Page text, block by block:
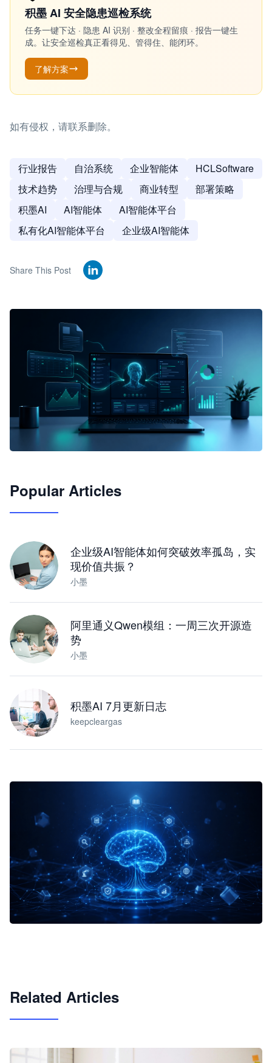
积墨 AI 安全隐患巡检系统
任务一键下达 · 隐患 AI 识别 · 整改全程留痕 · 报告一键生
成。让安全巡检真正看得见、管得住、能闭环。
了解方案
如有侵权，请联系删除。
行业报告 自治系统 企业智能体
HCLSoftware
技术趋势
治理与合规 商业转型
部署策略
积墨AI
AI智能体
AI智能体平台
私有化AI智能体平台
企业级AI智能体
Share This Post
JimoClaw 桌面 AI Agent 工作台
Popular Articles
企业级AI智能体如何突破效率孤岛，实
现价值共振？
小墨
阿里通义Qwen模组：一周三次开源造
势
小墨
积墨AI 7月更新日志
keepcleargas
Related Articles